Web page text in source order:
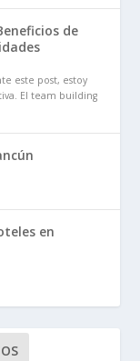
de
este post, estoy
El team building
en